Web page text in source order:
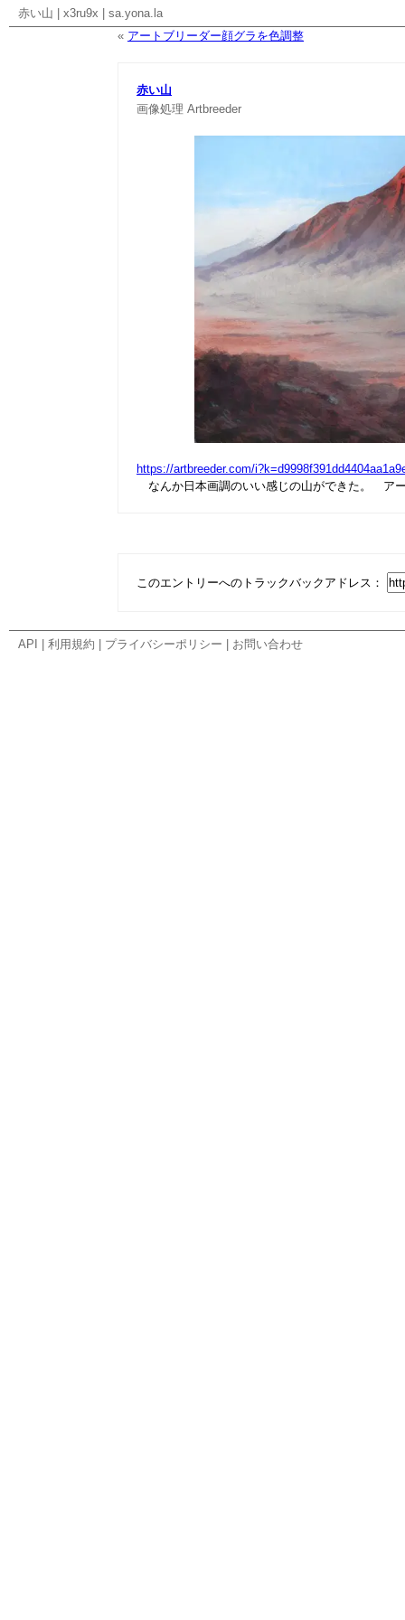
赤い山 x3ru9x
sa.yona.la
« アートブリーダー顔グラを色調整
赤い山
画像処理 Artbreeder
https://artbreeder.com/
なんか日本画調のいい感じの山ができた。 ア
このエントリーへのトラックバックアドレス：
API 利用規約 プライバシーポリシー お問い合わせ